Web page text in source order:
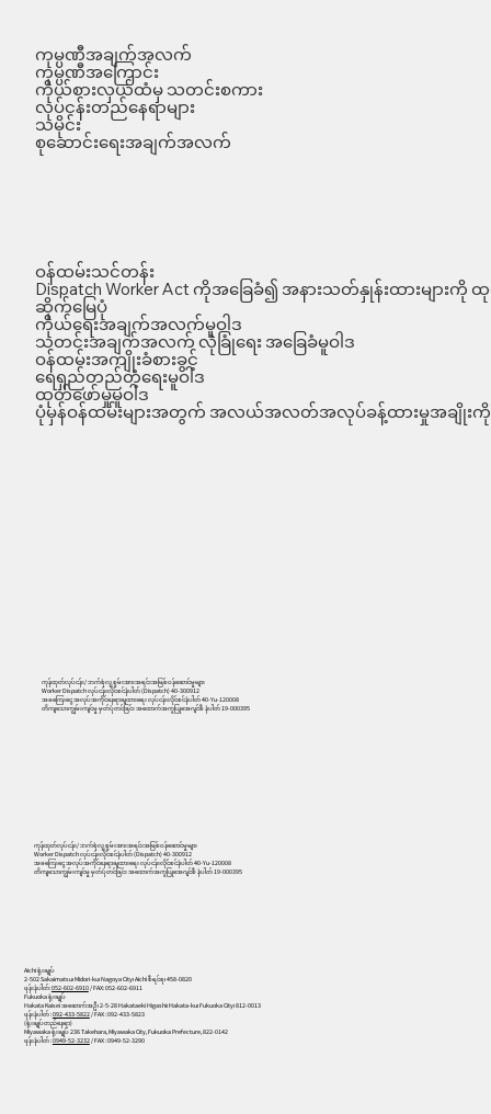
ကုမ္ပဏီအချက်အလက်
ကုမ္ပဏီအကြောင်း
ကိုယ်စားလှယ်ထံမှ သတင်းစကား
လုပ်ငန်းတည်နေရာများ
သမိုင်း
စုဆောင်းရေးအချက်အလက်
ဝန်ထမ်းသင်တန်း
Dispatch Worker Act ကိုအခြေခံ၍ အနားသတ်နှုန်းထားများကို ထု
ဆိုက်မြေပုံ
ကိုယ်ရေးအချက်အလက်မူဝါဒ
သတင်းအချက်အလက် လုံခြုံရေး အခြေခံမူဝါဒ
ဝန်ထမ်းအကျိုးခံစားခွင့်
ရေရှည်တည်တံ့ရေးမူဝါဒ
ထုတ်ဖော်မှုမူဝါဒ
ပုံမှန်ဝန်ထမ်းများအတွက် အလယ်အလတ်အလုပ်ခန့်ထားမှုအချိုးကို ကြ
ကုန်ထုတ်လုပ်ငန်း/ ဘက်စုံလူ့စွမ်းအားအရင်းအမြစ်ဝန်ဆောင်မှုများ
Worker Dispatch လုပ်ငန်းလိုင်စင်နံပါတ် (Dispatch) 40-300912
အခကြေးငွေ အလုပ်အကိုင်နေရာချထားရေး လုပ်ငန်းလိုင်စင်နံပါတ် 40-Yu-120008
တိကျသောကျွမ်းကျင်မှု မှတ်ပုံတင်ခြင်း အထောက်အကူပြုအေဂျင်စီ နံပါတ် 19-000395
ကုန်ထုတ်လုပ်ငန်း/ ဘက်စုံလူ့စွမ်းအားအရင်းအမြစ်ဝန်ဆောင်မှုများ
Worker Dispatch လုပ်ငန်းလိုင်စင်နံပါတ် (Dispatch) 40-300912
အခကြေးငွေ အလုပ်အကိုင်နေရာချထားရေး လုပ်ငန်းလိုင်စင်နံပါတ် 40-Yu-120008
တိကျသောကျွမ်းကျင်မှု မှတ်ပုံတင်ခြင်း အထောက်အကူပြုအေဂျင်စီ နံပါတ် 19-000395
Aichi ရုံးချုပ်
2-502 Sakaimatsu၊ Midori-ku၊ Nagoya City၊ Aichi စီရင်စု၊ 458-0820
ဖုန်းနံပါတ်:052-602-6910/ FAX: 052-602-6911
Fukuoka ရုံးချုပ်
Hakata Kaisei အဆောက်အဦ၊ 2-5-28 Hakataeki Higashi၊ Hakata-ku၊ Fukuoka City၊ 812-0013
ဖုန်းနံပါတ် :092-433-5822/ FAX : 092-433-5823
(ရုံးချုပ်တည်နေရာ)
Miyawaka ရုံးချုပ် 236 Takehara, Miyawaka City, Fukuoka Prefecture, 822-0142
ဖုန်းနံပါတ် :0949-52-3232/ FAX : 0949-52-3290